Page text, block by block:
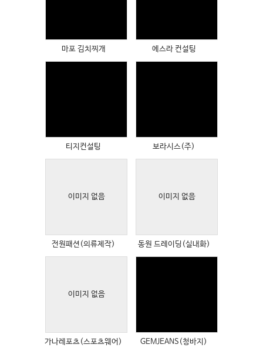
마포 김치찌개 에스라 컨설팅
티지컨설팅 보라시스(주)
이미지 없음
Views
전원패션(의류제작)
이미지 없음
Views
동원 드레이딩(실내화)
이미지 없음
Views
가나레포츠(스포츠웨어) GEMJEANS(청바지)